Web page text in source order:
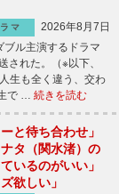
ラマ
2026年8月7日
ル主演するドラマ
された。（※以下、
生も全く違う、交わ
で … 続きを読む
と待ち合わせ」
タ（関水渚）の
いるのがいい」
欲しい」